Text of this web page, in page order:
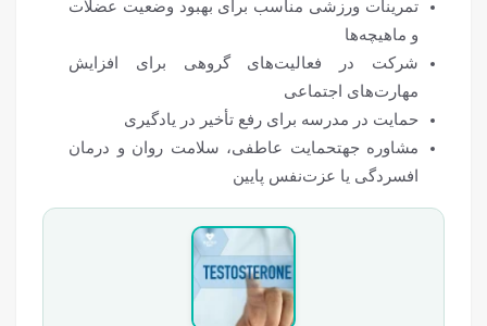
تمرینات ورزشی مناسب برای بهبود وضعیت عضلات
و ماهیچه‌ها
شرکت در فعالیت‌های گروهی برای افزایش
مهارت‌های اجتماعی
حمایت در مدرسه برای رفع تأخیر در یادگیری
مشاوره جهتحمایت عاطفی، سلامت روان و درمان
افسردگی یا عزت‌نفس پایین